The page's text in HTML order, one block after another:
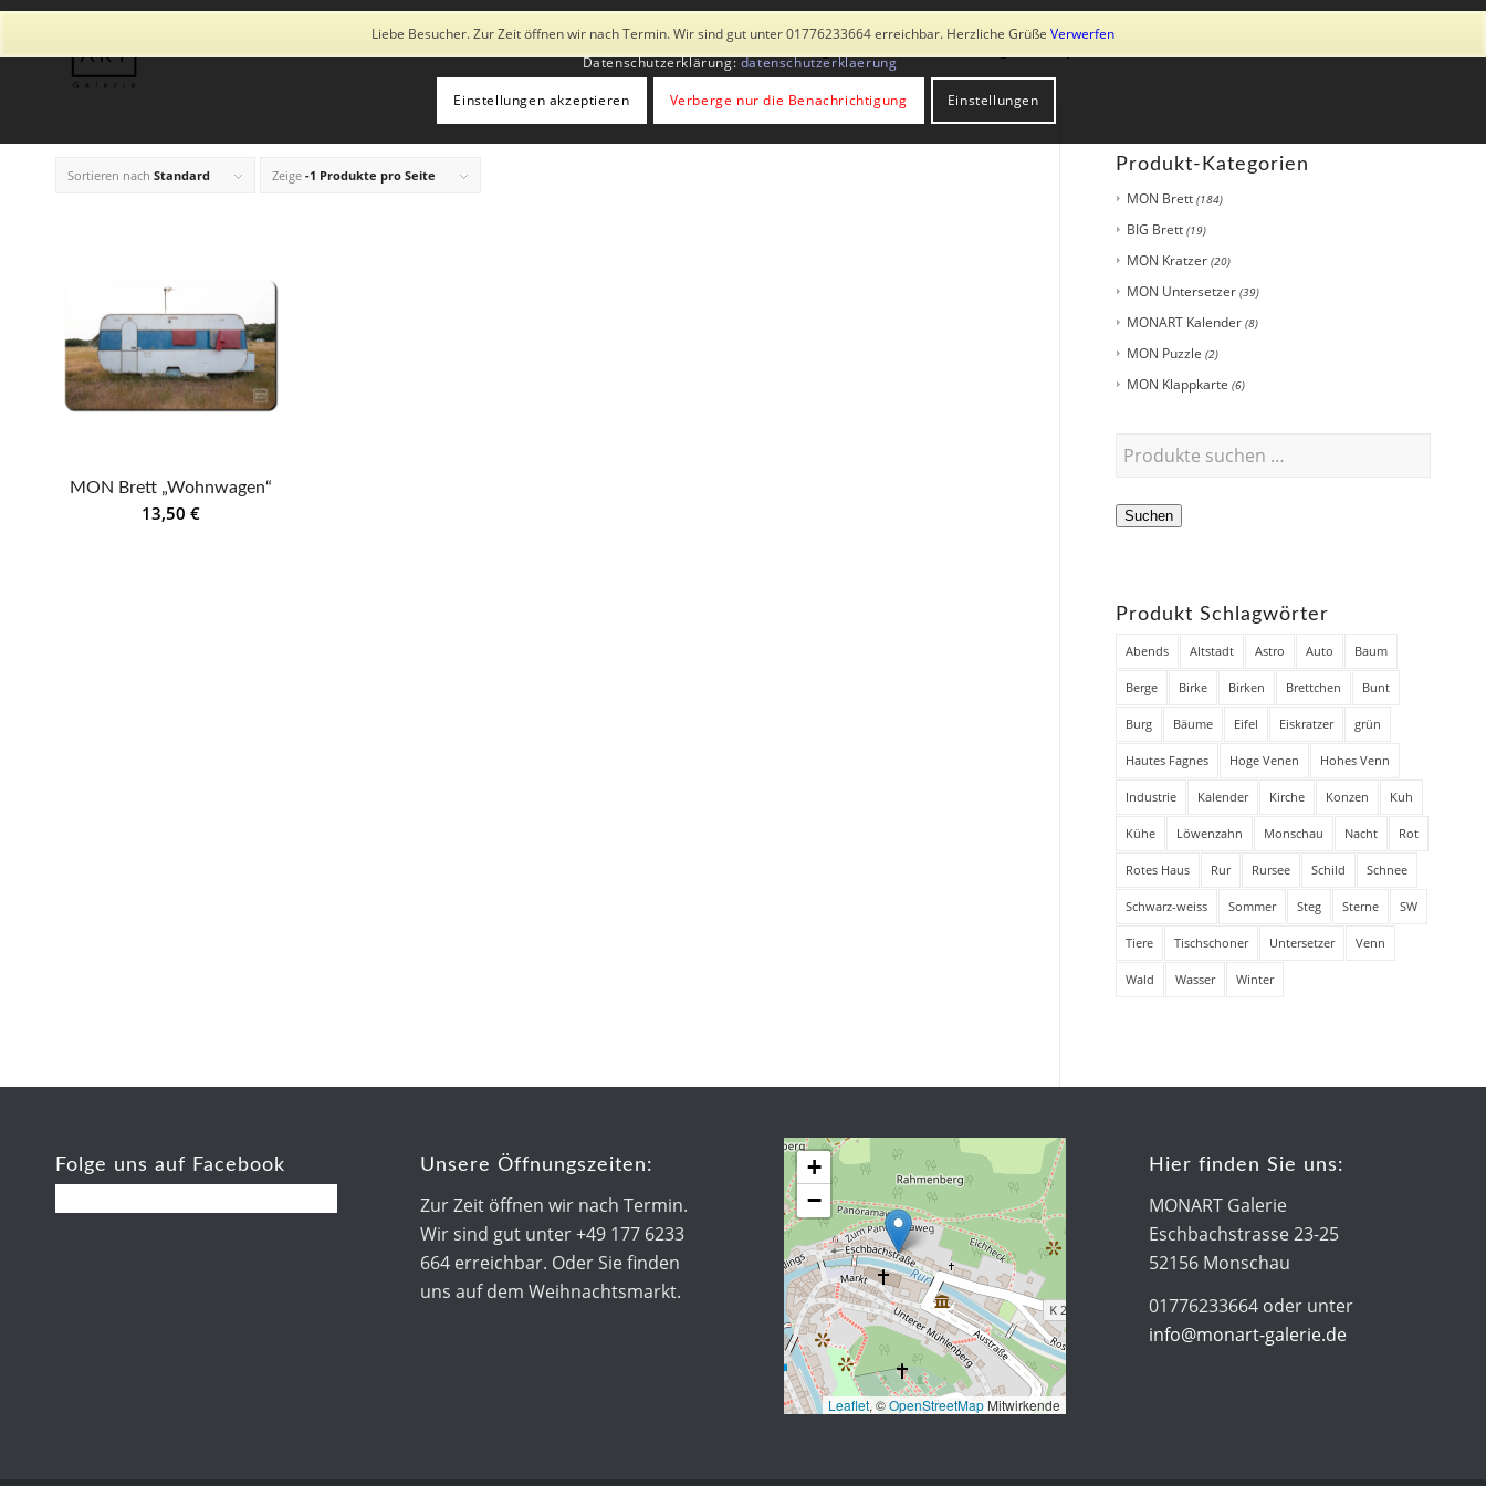
Liebe Besucher. Zur Zeit öffnen wir nach Termin. Wir sind gut unter 01776233664 erreichbar. Herzliche Grüße Verwerfen
Sonderausstellung
Sortieren nach Standard Zeige -1 Produkte pro Seite
MON Brett „Wohnwagen“
13,50 €
Produkt-Kategorien
MON Brett (184)
BIG Brett (19)
MON Kratzer (20)
MON Untersetzer (39)
MONART Kalender (8)
MON Puzzle (2)
MON Klappkarte (6)
Suchen
Produkt Schlagwörter
Abends Altstadt Astro Auto Baum
Berge Birke Birken Brettchen Bunt
Burg Bäume Eifel Eiskratzer grün
Hautes Fagnes Hoge Venen Hohes Venn
Industrie Kalender Kirche Konzen Kuh
Kühe Löwenzahn Monschau Nacht Rot
Rotes Haus Rur Rursee Schild Schnee
Schwarz-weiss Sommer Steg Sterne SW
Tiere Tischschoner Untersetzer Venn
Wald Wasser Winter
Folge uns auf Facebook Unsere Öffnungszeiten:
Zur Zeit öffnen wir nach Termin.
Wir sind gut unter +49 177 6233
664 erreichbar. Oder Sie finden
uns auf dem Weihnachtsmarkt.
+
−
Leaflet, ©OpenStreetMapMitwirkende
Hier finden Sie uns:
MONART Galerie
Eschbachstrasse 23-25
52156 Monschau
01776233664 oder unter
info@monart-galerie.de
Diese Seite verwendet Cookies und ähnliche Technologien, auch von Drittanbietern. Mit der Weiternutzung der Seite stimmst du der Verwendung von Cookies zu. Weitere Informationen erhalten Sie in unserer
Datenschutzerklärung:datenschutzerklaerung
Einstellungen akzeptieren Verberge nur die Benachrichtigung Einstellungen